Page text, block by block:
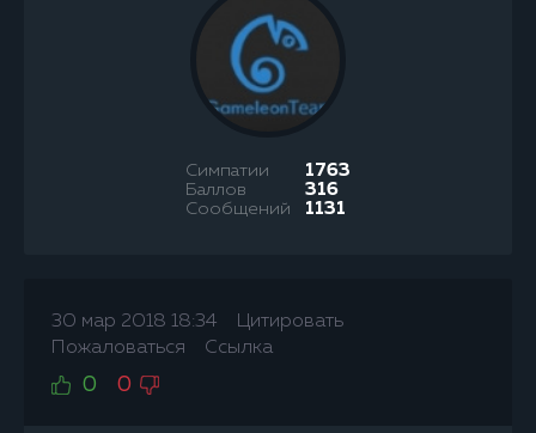
Симпатии 1763
Баллов 316
Сообщений 1131
30 мар 2018 18:34
Цитировать
Пожаловаться
Ссылка
0 0